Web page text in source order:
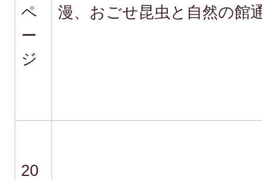
ペ
ー
ジ
漫、おごせ昆虫と自然の館
20